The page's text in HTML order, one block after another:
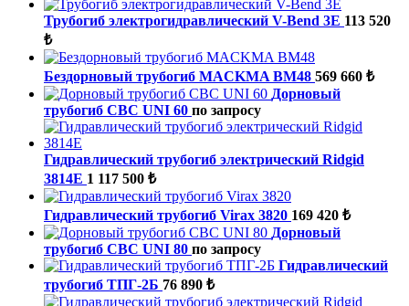
Трубогиб электрогидравлический V-Bend 3E 113 520
₺
Бездорновый трубогиб MACKMA BM48 569 660 ₺
Дорновый
трубогиб CBC UNI 60 по запросу
Гидравлический трубогиб электрический Ridgid
3814E 1 117 500 ₺
Гидравлический трубогиб Virax 3820 169 420 ₺
Дорновый
трубогиб CBC UNI 80 по запросу
Гидравлический
трубогиб ТПГ-2Б 76 890 ₺